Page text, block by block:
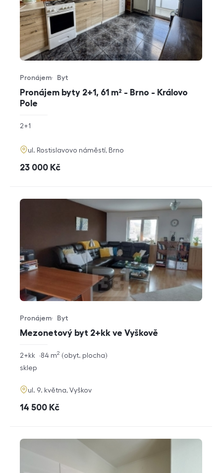
Pronájem byty 2+1, 61 m² - Brno - Královo
Pole
Typ nabídky
Pronájem
Typ nemovitosti
Byt
rozměry
dispozice
2+1
adresa
ul. Rostislavovo náměstí, Brno
cena
23 000 Kč
Mezonetový byt 2+kk ve Vyškově
Typ nabídky
Pronájem
Typ nemovitosti
Byt
rozměry
dispozice
2+kk obyt. plocha
84 m2
funkce
sklep
adresa
ul. 9. května, Vyškov
cena
14 500 Kč